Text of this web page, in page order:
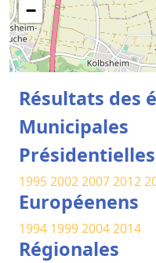
−
Résultats des
Municipales
Présidentielles
1995200220072012
Européenens
1994 199920042014
Régionales